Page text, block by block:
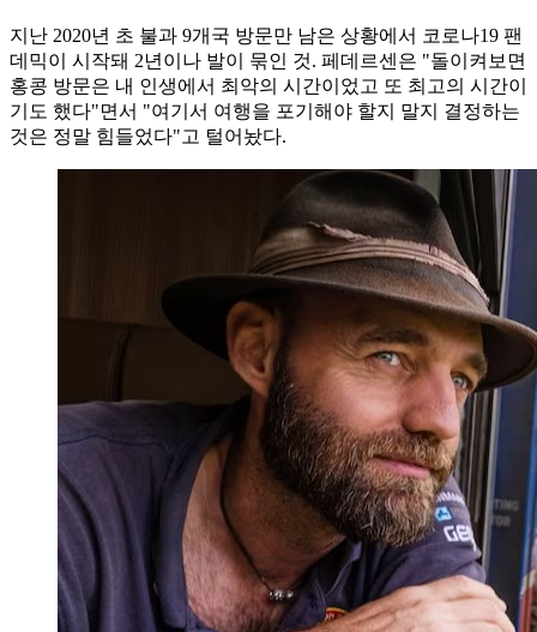
지난 2020년 초 불과 9개국 방문만 남은 상황에서 코로나19 팬
데믹이 시작돼 2년이나 발이 묶인 것. 페데르센은 "돌이켜보면
홍콩 방문은 내 인생에서 최악의 시간이었고 또 최고의 시간이
기도 했다"면서 "여기서 여행을 포기해야 할지 말지 결정하는
것은 정말 힘들었다"고 털어놨다.